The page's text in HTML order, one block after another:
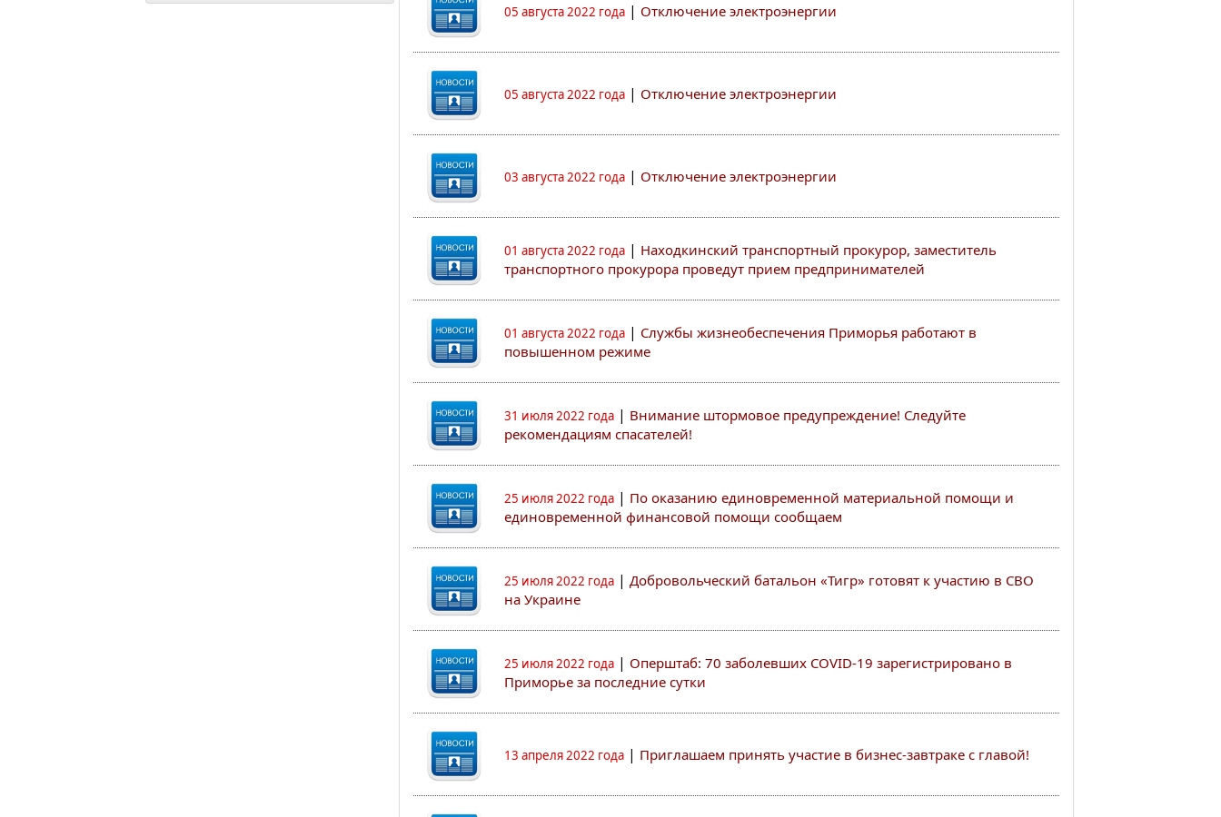
05 августа 2022 года | Отключение электроэнергии
05 августа 2022 года | Отключение электроэнергии
03 августа 2022 года | Отключение электроэнергии
01 августа 2022 года | Находкинский транспортный прокурор, заместитель
транспортного прокурора проведут прием предпринимателей
01 августа 2022 года | Службы жизнеобеспечения Приморья работают в
повышенном режиме
31 июля 2022 года | Внимание штормовое предупреждение! Следуйте
рекомендациям спасателей!
25 июля 2022 года | По оказанию единовременной материальной помощи и
единовременной финансовой помощи сообщаем
25 июля 2022 года | Добровольческий батальон «Тигр» готовят к участию в СВО
на Украине
25 июля 2022 года | Оперштаб: 70 заболевших COVID-19 зарегистрировано в
Приморье за последние сутки
13 апреля 2022 года | Приглашаем принять участие в бизнес-завтраке с главой!